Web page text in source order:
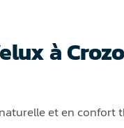
à
et en confort